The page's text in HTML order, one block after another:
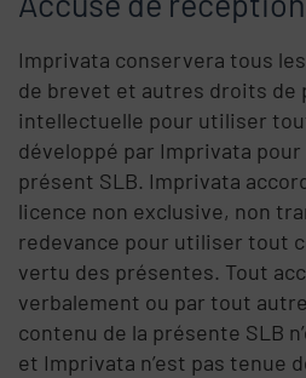
Imprivata conservera tous
de brevet et autres droits de
intellectuelle pour utiliser
développé par Imprivata
présent SLB. Imprivata
licence non exclusive, non
redevance pour utiliser tout
vertu des présentes. Tout
verbalement ou par tout
contenu de la présente SLB
et Imprivata n’est pas tenue